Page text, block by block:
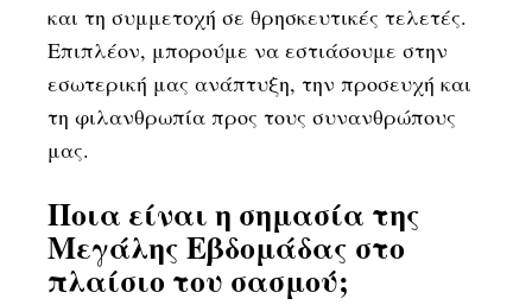
και τη συμμετοχή σε θρησκευτικές τελετές.
Επιπλέον, μπορούμε να εστιάσουμε στην
εσωτερική μας ανάπτυξη, την προσευχή και
τη φιλανθρωπία προς τους συνανθρώπους
μας.
Ποια είναι η σημασία της
Μεγάλης Εβδομάδας στο
πλαίσιο του σασμού;